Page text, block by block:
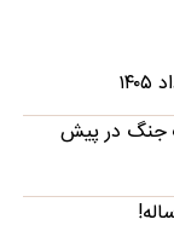
جنگ در پیش